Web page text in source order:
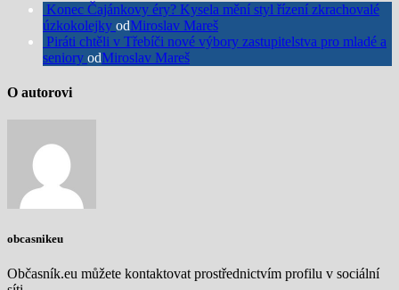
Konec Čajánkovy éry? Kysela mění styl řízení zkrachovalé
úzkokolejky odMiroslav Mareš
Piráti chtěli v Třebíči nové výbory zastupitelstva pro mladé a
seniory odMiroslav Mareš
O autorovi
obcasnikeu
Občasník.eu můžete kontaktovat prostřednictvím profilu v sociální